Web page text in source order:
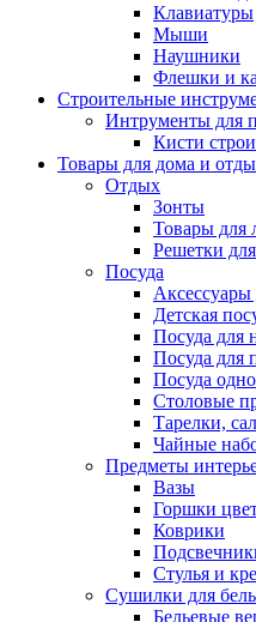
Клавиатуры
Мыши
Наушники
Флешки и
Строительные
Интрументы для
Кисти
Товары для дома и
Отдых
Зонты
Товары для
Решетки
Посуда
Детская
Посуда для
Посуда для
Посуда
Столовые
Тарелки,
Чайные
Предметы
Вазы
Горшки
Коврики
Стулья и
Сушилки для
Бельевые